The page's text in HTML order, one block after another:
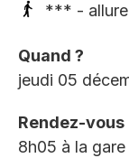
*** - allure
Quand ?
jeudi 05
Rendez-vous
8h05 à la